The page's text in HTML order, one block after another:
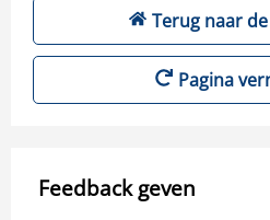
Terug naar
Pagina
Feedback geven